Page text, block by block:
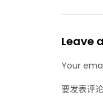
Leave
Your
要发表评